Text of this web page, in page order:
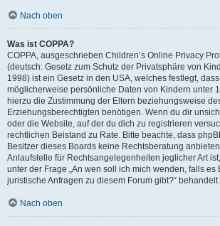
Nach oben
Was ist COPPA?
COPPA, ausgeschrieben Children’s Online Privacy
(deutsch: Gesetz zum Schutz der Privatsphäre von
1998) ist ein Gesetz in den USA, welches festlegt,
möglicherweise persönliche Daten von Kindern unter
hierzu die Zustimmung der Eltern beziehungsweise
Erziehungsberechtigten benötigen. Wenn du dir
oder die Website, auf der du dich zu registrieren
rechtlichen Beistand zu Rate. Bitte beachte, dass
Besitzer dieses Boards keine Rechtsberatung
Anlaufstelle für Rechtsangelegenheiten jeglicher Art
unter der Frage „An wen soll ich mich wenden, falls es
juristische Anfragen zu diesem Forum gibt?“
Nach oben